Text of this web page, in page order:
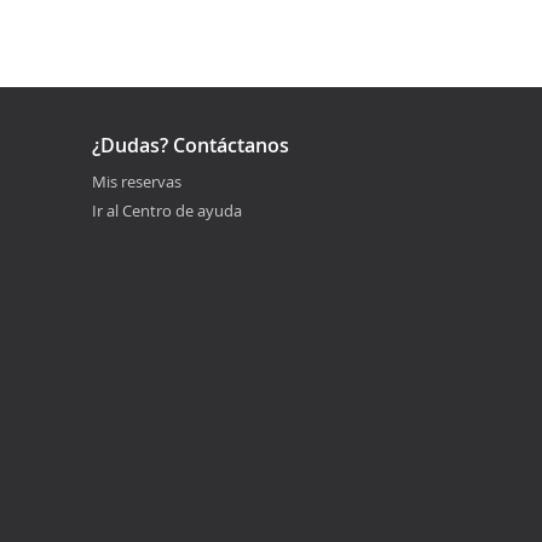
¿Dudas? Contáctanos
Mis reservas
Ir al Centro de ayuda